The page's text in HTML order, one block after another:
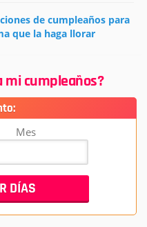
de cumpleaños para
que la haga llorar
cumpleaños?
Mes